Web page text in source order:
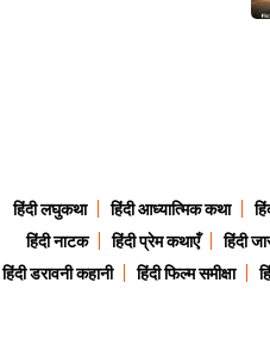
हिंदी लघुकथा हिंदी आध्यात्मिक कथा
हिंदी नाटक
हिंदी प्रेम कथाएँ हिंदी
हिंदी डरावनी कहानी
हिंदी फिल्म समीक्षा